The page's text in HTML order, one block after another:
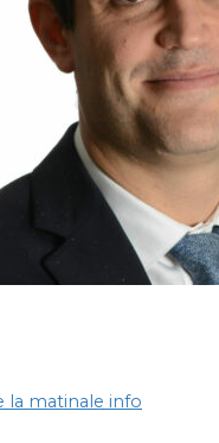
la matinale info